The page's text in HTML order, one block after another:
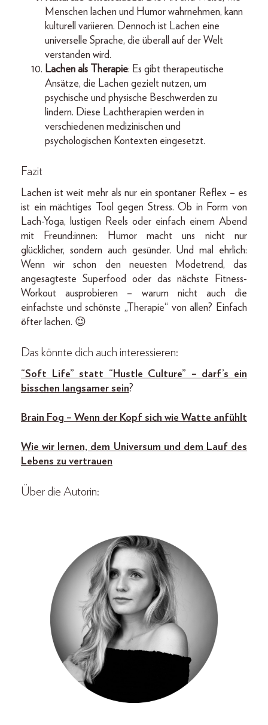
Menschen lachen und Humor wahrnehmen, kann
kulturell variieren. Dennoch ist Lachen eine
universelle Sprache, die überall auf der Welt
verstanden wird.
Lachen als Therapie: Es gibt therapeutische
Ansätze, die Lachen gezielt nutzen, um
psychische und physische Beschwerden zu
lindern. Diese Lachtherapien werden in
verschiedenen medizinischen und
psychologischen Kontexten eingesetzt.
Fazit
Lachen ist weit mehr als nur ein spontaner Reflex – es
ist ein mächtiges Tool gegen Stress. Ob in Form von
Lach-Yoga, lustigen Reels oder einfach einem Abend
mit Freund:innen: Humor macht uns nicht nur
glücklicher, sondern auch gesünder. Und mal ehrlich:
Wenn wir schon den neuesten Modetrend, das
angesagteste Superfood oder das nächste Fitness-
Workout ausprobieren – warum nicht auch die
einfachste und schönste „Therapie“ von allen? Einfach
öfter lachen. 😉
Das könnte dich auch interessieren:
“Soft Life” statt “Hustle Culture” – darf’s ein
bisschen langsamer sein?
Brain Fog – Wenn der Kopf sich wie Watte anfühlt
Wie wir lernen, dem Universum und dem Lauf des
Lebens zu vertrauen
Über die Autorin: